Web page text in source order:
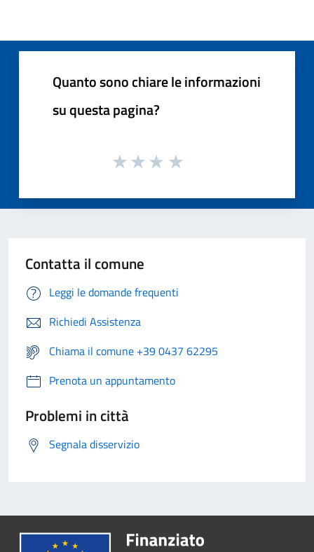
Quanto sono chiare le informazioni
su questa pagina?
Contatta il comune
Leggi le domande frequenti
Richiedi Assistenza
Chiama il comune +39 0437 62295
Prenota un appuntamento
Problemi in città
Segnala disservizio